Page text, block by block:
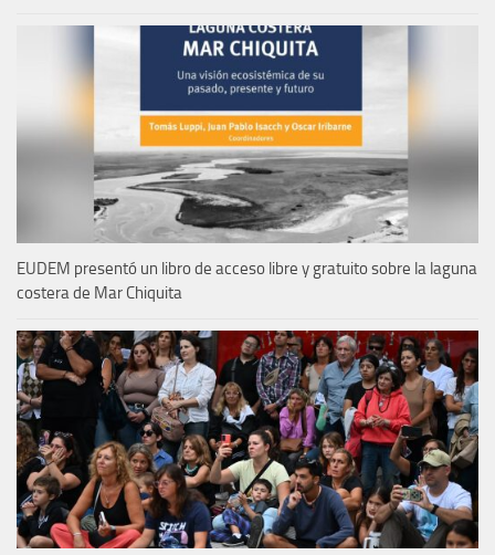
EUDEM presentó un libro de acceso libre y gratuito sobre la laguna
costera de Mar Chiquita